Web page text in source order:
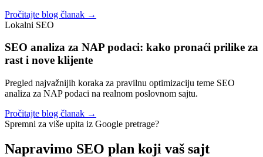
Pročitajte blog članak →
Lokalni SEO
SEO analiza za NAP podaci: kako pronaći prilike za
rast i nove klijente
Pregled najvažnijih koraka za pravilnu optimizaciju teme SEO
analiza za NAP podaci na realnom poslovnom sajtu.
Pročitajte blog članak →
Spremni za više upita iz Google pretrage?
Napravimo SEO plan koji vaš sajt